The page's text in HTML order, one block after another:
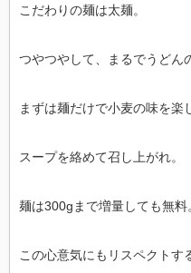
こだわりの麺は太麺。
つやつやして、まるでうどん
まずは麺だけで小麦の味を楽
スープを絡めて召し上がれ。
麺は300gまで増量しても無料
この心意気にもリスペクトす